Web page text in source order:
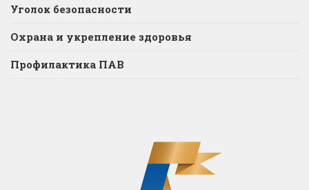
Уголок безопасности
Охрана и укрепление здоровья
Профилактика ПАВ